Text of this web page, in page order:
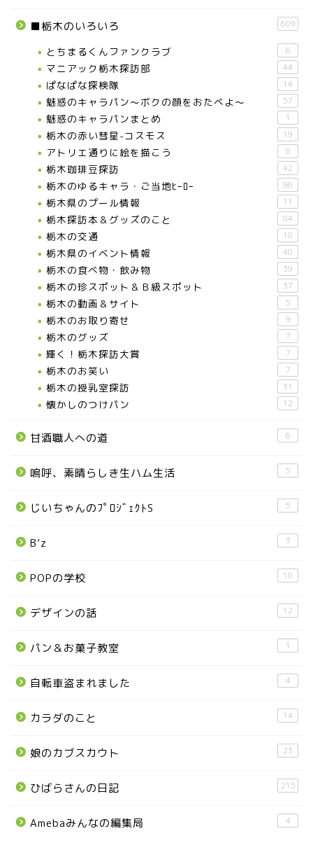
■栃木のいろいろ 609
とちまるくんファンクラブ 6
マニアック栃木探訪部 44
ぱなぱな探検隊 14
魅惑のキャラパン～ボクの顔をおたべよ～ 57
魅惑のキャラパンまとめ 1
栃木の赤い彗星-コスモス 19
アトリエ通りに絵を描こう 8
栃木珈琲豆探訪 42
栃木のゆるキャラ・ご当地ﾋｰﾛｰ 96
栃木県のプール情報 11
栃木探訪本＆グッズのこと 84
栃木の交通 18
栃木県のイベント情報 40
栃木の食べ物・飲み物 39
栃木の珍スポット＆Ｂ級スポット 37
栃木の動画＆サイト 5
栃木のお取り寄せ 9
栃木のグッズ 7
輝く！栃木探訪大賞 7
栃木のお笑い 7
栃木の授乳室探訪 31
懐かしのつけパン 12
甘酒職人への道 6
嗚呼、素晴らしき生ハム生活 5
じいちゃんのﾌﾟﾛｼﾞｪｸﾄS 5
B’z 3
POPの学校 10
デザインの話 12
パン＆お菓子教室 1
自転車盗まれました 4
カラダのこと 14
娘のカブスカウト 23
ひばらさんの日記 215
Amebaみんなの編集局 4